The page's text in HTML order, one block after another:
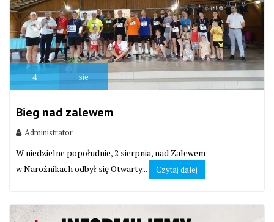
4 sie
Bieg nad zalewem
Administrator
W niedzielne popołudnie, 2 sierpnia, nad Zalewem
w Narożnikach odbył się Otwarty...
Czytaj dalej